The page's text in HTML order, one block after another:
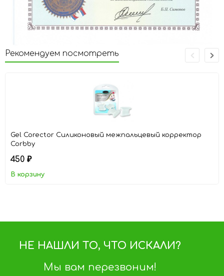
Рекомендуем посмотреть
Gel Corector Cиликоновый межпальцевый корректор
Corbby
450 ₽
В корзину
НЕ НАШЛИ ТО, ЧТО ИСКАЛИ?
Мы вам перезвоним!